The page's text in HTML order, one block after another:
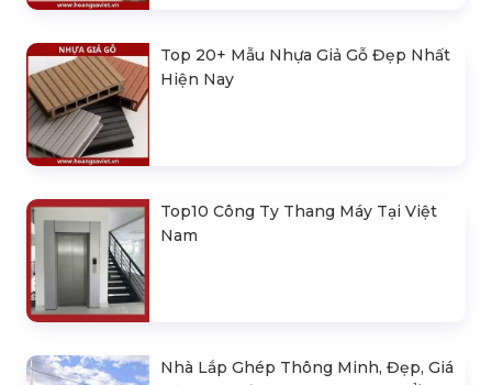
Top 20+ Mẫu Nhựa Giả Gỗ Đẹp Nhất
Hiện Nay
Top10 Công Ty Thang Máy Tại Việt
Nam
Nhà Lắp Ghép Thông Minh, Đẹp, Giá